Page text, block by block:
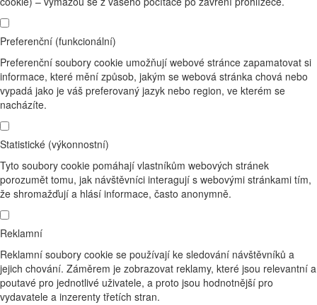
Preferenční (funkcionální)
Preferenční soubory cookie umožňují webové stránce zapamatovat si
informace, které mění způsob, jakým se webová stránka chová nebo
vypadá jako je váš preferovaný jazyk nebo region, ve kterém se
nacházíte.
Statistické (výkonnostní)
Tyto soubory cookie pomáhají vlastníkům webových stránek
porozumět tomu, jak návštěvníci interagují s webovými stránkami tím,
že shromažďují a hlásí informace, často anonymně.
Reklamní
Reklamní soubory cookie se používají ke sledování návštěvníků a
jejich chování. Záměrem je zobrazovat reklamy, které jsou relevantní a
poutavé pro jednotlivé uživatele, a proto jsou hodnotnější pro
vydavatele a inzerenty třetích stran.